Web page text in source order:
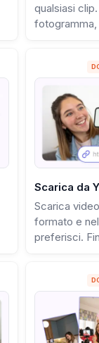
qualsiasi
fotogramma,
Scarica da
Scarica
formato e
preferisci.